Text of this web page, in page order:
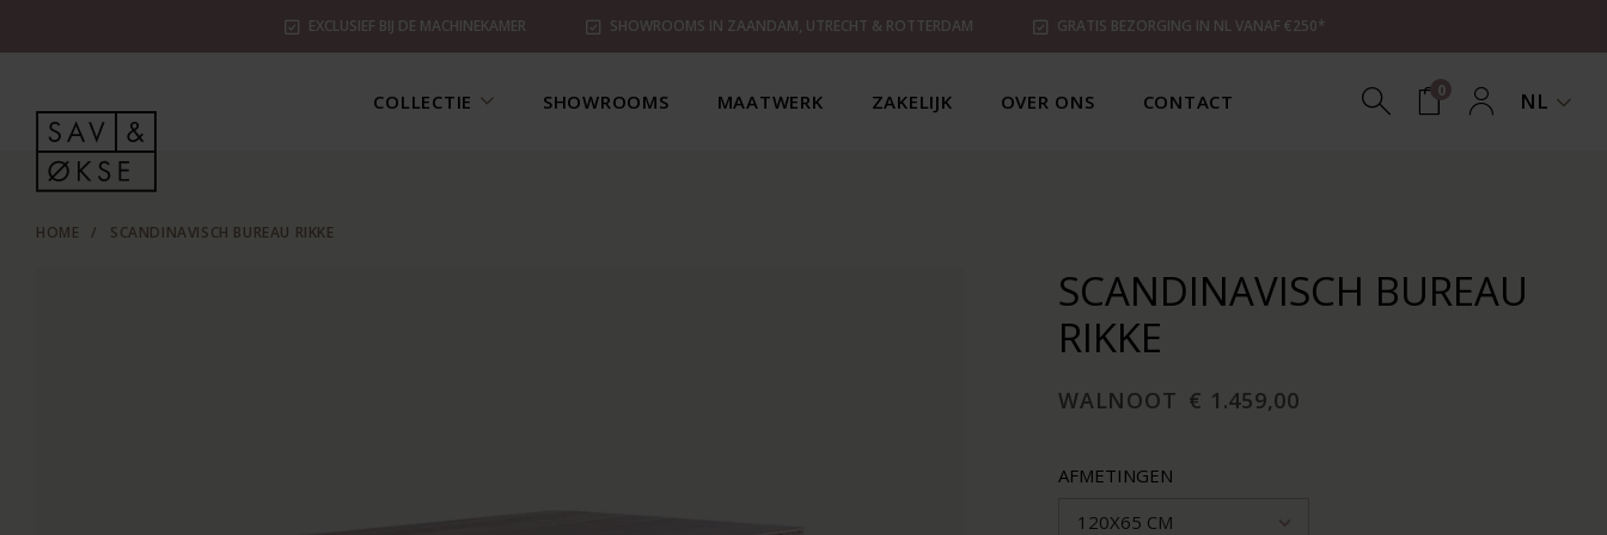
EXCLUSIEF BIJ DE MACHINEKAMER SHOWROOMS IN ZAANDAM, UTRECHT & ROTTERDAM GRATIS BEZORGING IN NL VANAF €250*
COLLECTIE SHOWROOMS MAATWERK ZAKELIJK OVER ONS CONTACT 0 NL
HOME / SCANDINAVISCH BUREAU RIKKE
SCANDINAVISCH BUREAU
RIKKE
WALNOOT € 1.459,00
AFMETINGEN
120X65 CM